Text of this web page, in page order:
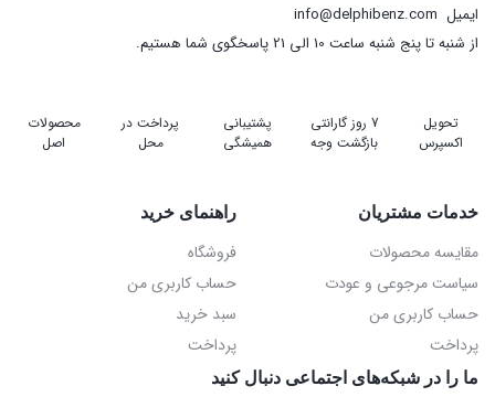
ایمیل info@delphibenz.com
از شنبه تا پنج شنبه ساعت 10 الی 21 پاسخگوی شما هستیم.
تحویل
اکسپرس
7 روز گارانتی
بازگشت وجه
پشتیبانی
همیشگی
پرداخت در
محل
محصولات
اصل
خدمات مشتریان
مقایسه محصولات
سیاست مرجوعی و عودت
حساب کاربری من
پرداخت
راهنمای خرید
فروشگاه
حساب کاربری من
سبد خرید
پرداخت
ما را در شبکه‌های اجتماعی دنبال کنید